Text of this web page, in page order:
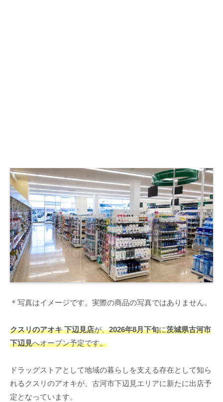
＊写真はイメージです。実際の商品の写真ではありません。
クスリのアオキ 下辺見店が、2026年8月下旬に茨城県古河市
下辺見へオープン予定です。
ドラッグストアとして地域の暮らしを支える存在として知ら
れるクスリのアオキが、古河市下辺見エリアに新たに出店予
定となっています。